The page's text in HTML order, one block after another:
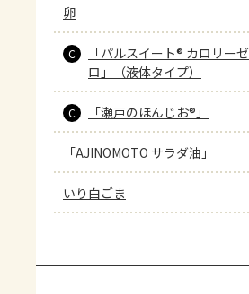
卵
C
「パルスイート® カロリーゼ
ロ」（液体タイプ）
C 「瀬戸のほんじお®」
「AJINOMOTO サラダ油」
いり白ごま